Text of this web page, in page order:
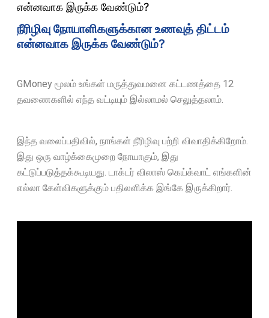
என்னவாக இருக்க வேண்டும்?
நீரிழிவு நோயாளிகளுக்கான உணவுத் திட்டம்
என்னவாக இருக்க வேண்டும்?
GMoney மூலம் உங்கள் மருத்துவமனை கட்டணத்தை 12
தவணைகளில் எந்த வட்டியும் இல்லாமல் செலுத்தலாம்.
இந்த வலைப்பதிவில், நாங்கள் நீரிழிவு பற்றி விவாதிக்கிறோம்.
இது ஒரு வாழ்க்கைமுறை நோயாகும், இது
கட்டுப்படுத்தக்கூடியது. டாக்டர் விலாஸ் கெய்க்வாட் எங்களின்
எல்லா கேள்விகளுக்கும் பதிலளிக்க இங்கே இருக்கிறார்.